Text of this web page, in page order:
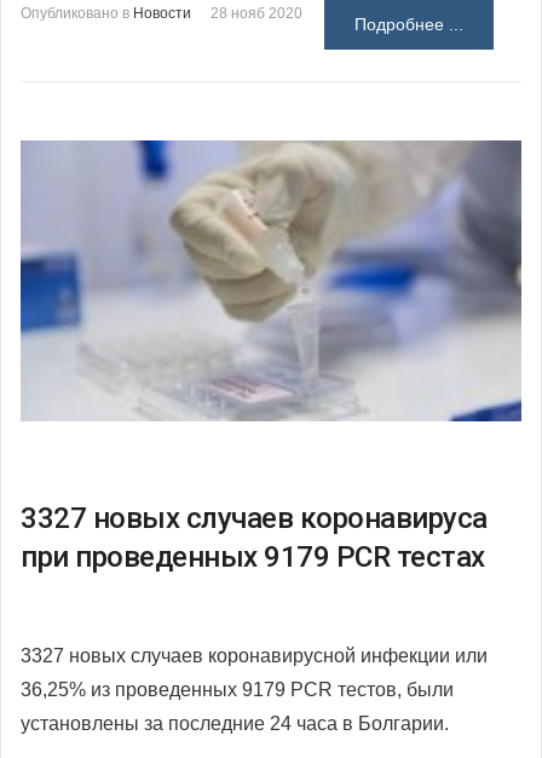
Опубликовано в Новости 28 нояб 2020
Подробнее ...
3327 новых случаев коронавируса
при проведенных 9179 PCR тестах​
3327 новых случаев коронавирусной инфекции или
36,25% из проведенных 9179 PCR тестов, были
установлены за последние 24 часа в Болгарии.